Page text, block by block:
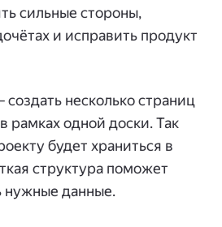
сильные стороны,
и исправить продукт
несколько страниц
рамках одной доски. Так
будет храниться в
структура поможет
нужные данные.